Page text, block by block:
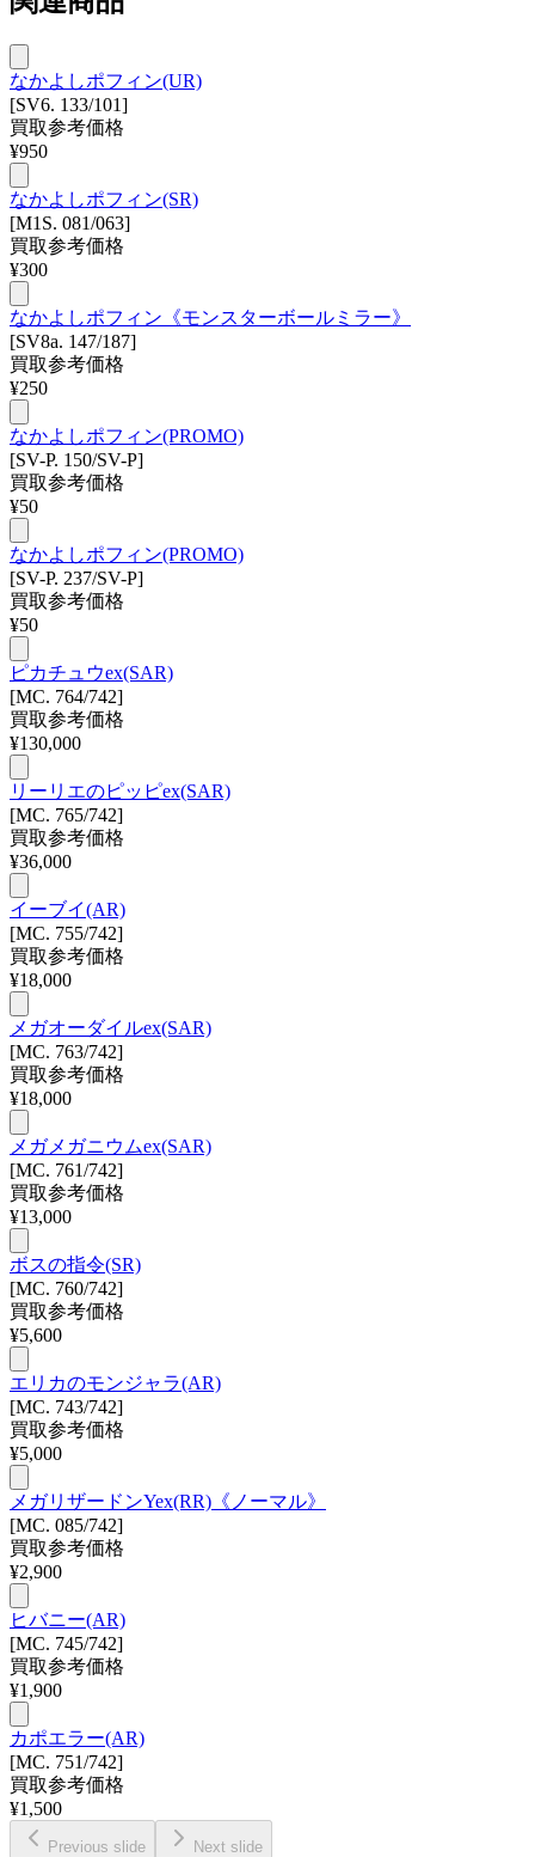
なかよしポフィン(UR)
[SV6. 133/101]
買取参考価格
¥950
なかよしポフィン(SR)
[M1S. 081/063]
買取参考価格
¥300
なかよしポフィン《モンスターボールミラー》
[SV8a. 147/187]
買取参考価格
¥250
なかよしポフィン(PROMO)
[SV-P. 150/SV-P]
買取参考価格
¥50
なかよしポフィン(PROMO)
[SV-P. 237/SV-P]
買取参考価格
¥50
ピカチュウex(SAR)
[MC. 764/742]
買取参考価格
¥130,000
リーリエのピッピex(SAR)
[MC. 765/742]
買取参考価格
¥36,000
イーブイ(AR)
[MC. 755/742]
買取参考価格
¥18,000
メガオーダイルex(SAR)
[MC. 763/742]
買取参考価格
¥18,000
メガメガニウムex(SAR)
[MC. 761/742]
買取参考価格
¥13,000
ボスの指令(SR)
[MC. 760/742]
買取参考価格
¥5,600
エリカのモンジャラ(AR)
[MC. 743/742]
買取参考価格
¥5,000
メガリザードンYex(RR)《ノーマル》
[MC. 085/742]
買取参考価格
¥2,900
ヒバニー(AR)
[MC. 745/742]
買取参考価格
¥1,900
カポエラー(AR)
[MC. 751/742]
買取参考価格
¥1,500
Previous slide Next slide